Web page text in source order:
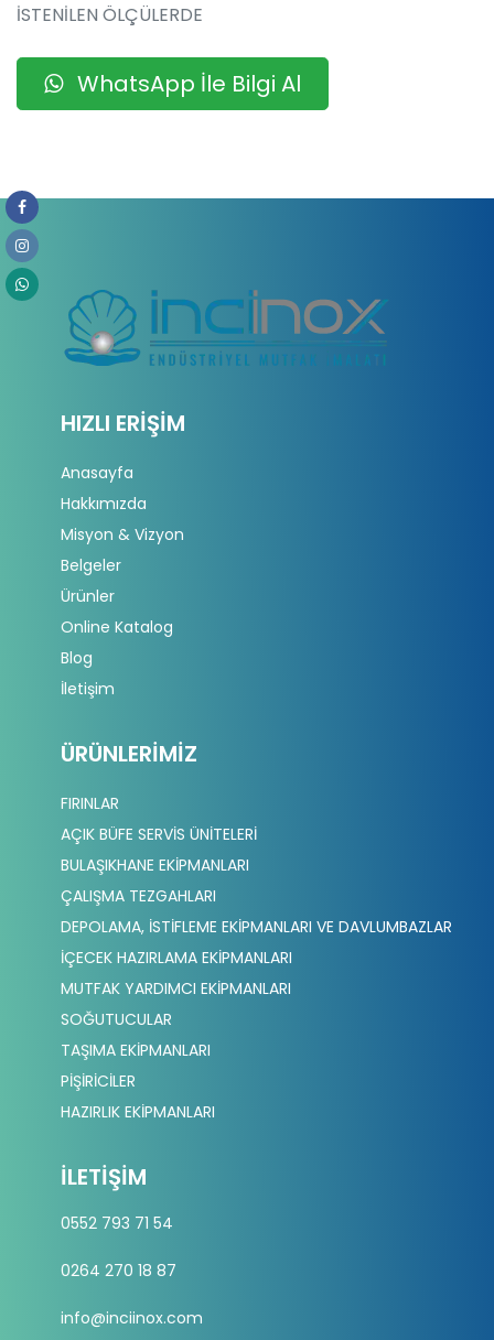
İSTENİLEN ÖLÇÜLERDE
WhatsApp İle Bilgi Al
HIZLI ERIŞIM
Anasayfa
Hakkımızda
Misyon & Vizyon
Belgeler
Ürünler
Online Katalog
Blog
İletişim
ÜRÜNLERIMIZ
FIRINLAR
AÇIK BÜFE SERVİS ÜNİTELERİ
BULAŞIKHANE EKİPMANLARI
ÇALIŞMA TEZGAHLARI
DEPOLAMA, İSTİFLEME EKİPMANLARI VE DAVLUMBAZLAR
İÇECEK HAZIRLAMA EKİPMANLARI
MUTFAK YARDIMCI EKİPMANLARI
SOĞUTUCULAR
TAŞIMA EKİPMANLARI
PİŞİRİCİLER
HAZIRLIK EKİPMANLARI
İLETIŞIM
0552 793 71 54
0264 270 18 87
info@inciinox.com